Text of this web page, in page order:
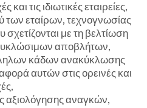
και τις ιδιωτικές εταιρείες,
των εταίρων, τεχνογνωσίας
με τη βελτίωση
αποβλήτων,
κάδων ανακύκλωσης
αυτών στις ορεινές και
αξιολόγησης αναγκών,